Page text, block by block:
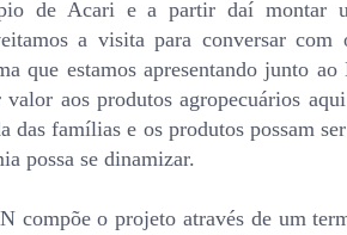
de Acari e a partir daí montar
a visita para conversar
que estamos apresentando junto
valor aos produtos agropecuários
das famílias e os produtos possam
possa se dinamizar.
compõe o projeto através de um